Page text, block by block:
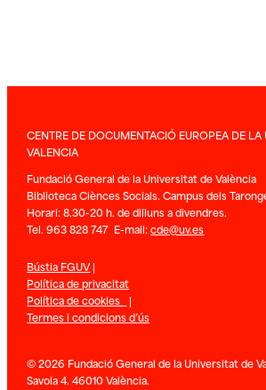
CENTRE DE DOCUMENTACIÓ EUROPEA DE LA
VALENCIA
Fundació General de la Universitat de València
Biblioteca Ciènces Socials. Campus dels
Horari: 8.30-20 h. de dilluns a divendres.
Tel. 963 828 747 E-mail:cde@uv.es
Bústia FGUV|
Política de privacitat
Política de cookies |
Termes i condicions d’ús
© 2026 Fundació General de la Universitat de
Savoia 4. 46010 València.